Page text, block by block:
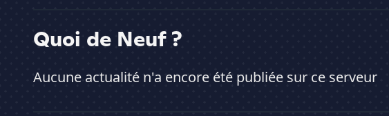
Quoi de Neuf ?
Aucune actualité n'a encore été publiée sur ce serveur